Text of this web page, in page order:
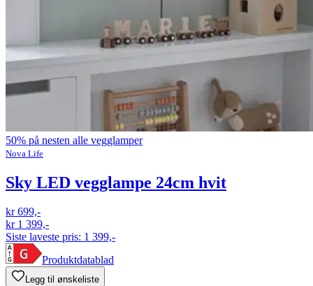
50% på nesten alle vegglamper
Nova Life
Sky LED vegglampe 24cm hvit
kr 699,-
kr 1 399,-
Siste laveste pris: 1 399,-
Produktdatablad
Legg til ønskeliste